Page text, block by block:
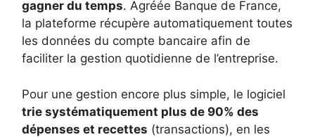
gagner du temps. Agréée Banque de France,
la plateforme récupère automatiquement toutes
les données du compte bancaire afin de
faciliter la gestion quotidienne de l’entreprise.
Pour une gestion encore plus simple, le logiciel
trie systématiquement plus de 90% des
dépenses et recettes (transactions), en les